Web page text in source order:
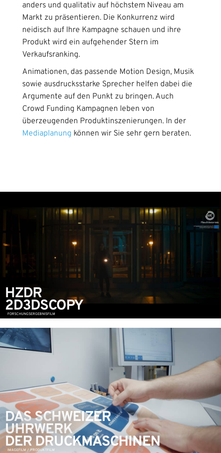
anders und qualitativ auf höchstem Niveau am
Markt zu präsentieren. Die Konkurrenz wird
neidisch auf Ihre Kampagne schauen und ihre
Produkt wird ein aufgehender Stern im
Verkaufsranking.
Animationen, das passende Motion Design, Musik
sowie ausdrucksstarke Sprecher helfen dabei die
Argumente auf den Punkt zu bringen. Auch
Crowd Funding Kampagnen leben von
überzeugenden Produktinszenierungen. In der
Mediaplanung können wir Sie sehr gern beraten.
HZDR
2D3DSCOPY
FORSCHUNGSERGEBNISFILM
DAS SCHWEIZER
UHRWERK
DER DRUCKMASCHINEN
IMAGEFILM / PRODUKTFILM